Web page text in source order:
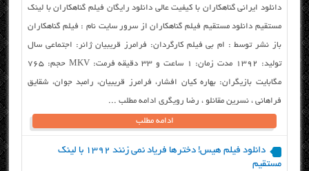
دانلود ایرانی گناهکاران با کیفیت عالی دانلود رایگان فیلم گناهکاران با لینک
مستقیم دانلود مستقیم فیلم گناهکاران از سرور سایت نام : فیلم گناهکاران
باز نشر توسط : ام بی فیلم کارگردان: فرامرز قریبیان ژانر: اجتماعی سال
تولید: ۱۳۹۲ مدت زمان: ۱ ساعت و ۳۳ دقیقه فرمت: MKV حجم: ۷۶۵
مگابایت بازیگران: بهاره کیان افشار، فرامرز قریبیان، رامبد جوان، شقایق
فراهانی ، نسرین مقانلو ، رضا رویگری ادامه مطلب ...
ادامه مطلب
دانلود فیلم هیس! دخترها فریاد نمی زنند ۱۳۹۲ با لینک
مستقیم